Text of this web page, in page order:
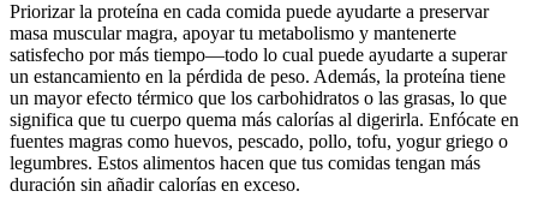
Priorizar la proteína en cada comida puede ayudarte a preservar
masa muscular magra, apoyar tu metabolismo y mantenerte
satisfecho por más tiempo—todo lo cual puede ayudarte a superar
un estancamiento en la pérdida de peso. Además, la proteína tiene
un mayor efecto térmico que los carbohidratos o las grasas, lo que
significa que tu cuerpo quema más calorías al digerirla. Enfócate en
fuentes magras como huevos, pescado, pollo, tofu, yogur griego o
legumbres. Estos alimentos hacen que tus comidas tengan más
duración sin añadir calorías en exceso.